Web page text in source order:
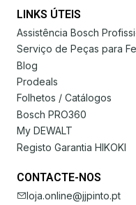
LINKS ÚTEIS
Assistência Bosch
Serviço de Peças para
Blog
Prodeals
Folhetos / Catálogos
Bosch PRO360
My DEWALT
Registo Garantia HIKOKI
CONTACTE-NOS
loja.online@jjpinto.pt